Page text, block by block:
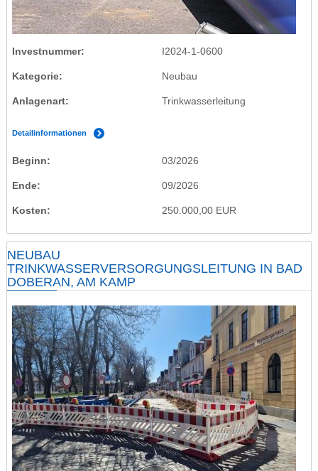
Investnummer I2024-1-0600
Kategorie Neubau
Anlagenart Trinkwasserleitung
Detailinformationen
Beginn 03/2026
Ende 09/2026
Kosten 250.000,00 EUR
NEUBAU
TRINKWASSERVERSORGUNGSLEITUNG IN BAD
DOBERAN, AM KAMP